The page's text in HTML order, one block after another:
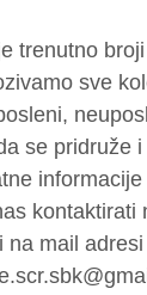
trenutno
sve
se pridruže
kontaktirati
na mail adresi